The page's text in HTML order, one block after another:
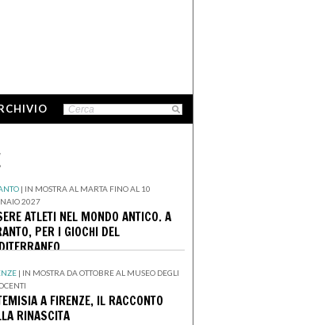
| IN MOSTRA AL MARTA FINO AL 10
2027
ATLETI NEL MONDO ANTICO. A
PER I GIOCHI DEL
| IN MOSTRA DA OTTOBRE AL MUSEO DEGLI
A FIRENZE, IL RACCONTO
RINASCITA